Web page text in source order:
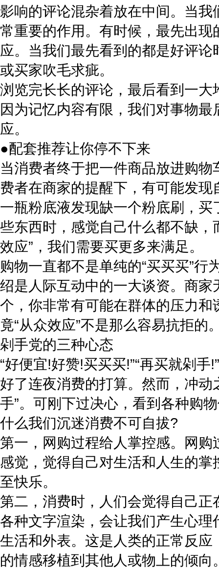
影响的评论混杂着放在中间。当
常重要的作用。有时候，最先出
应。当我们最先看到的都是好评
或买家吹毛求疵。
浏览完长长的评论，最后看到一
因为记忆内容有限，我们对事物
应。
●配套推荐让你停不下来
当消费者终于把一件商品放进购
费者在商家的提醒下，有可能发
一瓶粉底液发现缺一个粉底刷，
些东西时，感觉自己什么都不缺
效应”，我们需要买更多来满足。
购物一直都不是单纯的“买买买”
绍是人际互动中的一大谈资。商家
个，你非常有可能在群体的压力
竟“从众效应”不是那么容易抗拒的
剁手党的三种心态
“好便宜!好赞!买买买!”“再买就剁
好了连夜消费的打算。然而，冲
手”。可刚下过决心，看到各种购
什么我们沉迷消费不可自拔?
第一，网购过程给人掌控感。网购
感觉，觉得自己对生活和人生的
至快乐。
第二，消费时，人们会觉得自己
各种文字渲染，会让我们产生心
生活和外表。这是人类的正常反应
的情感移植到其他人或物上的倾向